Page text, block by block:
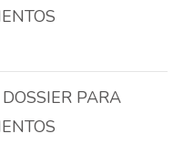
PARA